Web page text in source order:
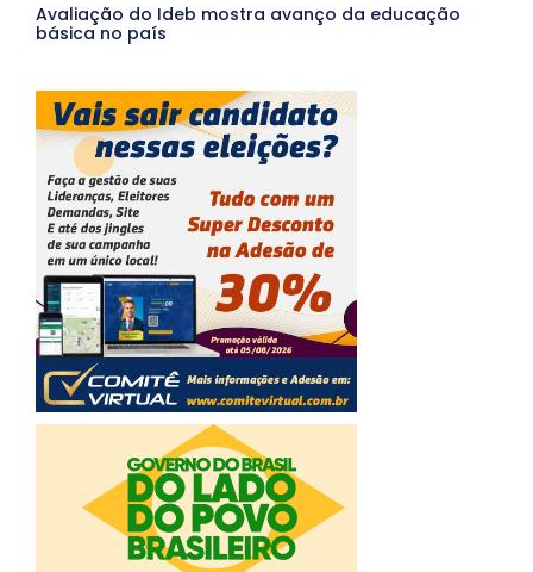
Avaliação do Ideb mostra avanço da educação
básica no país